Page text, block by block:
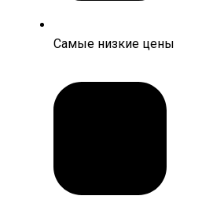
Самые низкие цены